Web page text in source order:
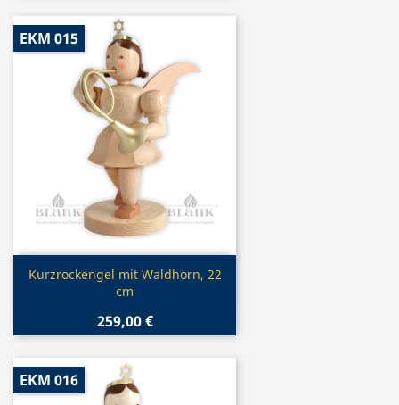
Vorschau
Kurzrockengel mit Waldhorn, 22
cm
259,00 €
EKM 015
EKM 016